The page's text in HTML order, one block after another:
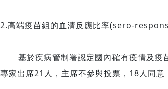
2.高端疫苗組的血清反應比率(sero-
基於疾病管制署認定國內確有疫情及疫
專家出席21人，主席不參與投票，18人同意